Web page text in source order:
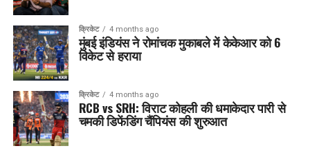
क्रिकेट 4 months ago
मुंबई इंडियंस ने रोमांचक मुकाबले में केकेआर को 6
विकेट से हराया
क्रिकेट 4 months ago
RCB vs SRH: विराट कोहली की धमाकेदार पारी से
चमकी डिफेंडिंग चैंपियंस की शुरुआत